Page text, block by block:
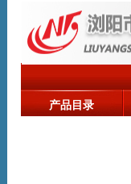
产品目录